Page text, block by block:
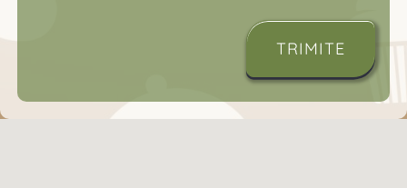
TRIMITE